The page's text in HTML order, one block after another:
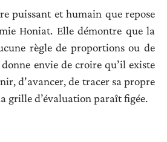
puissant et humain que repose
Honiat. Elle démontre que la
règle de proportions ou de
envie de croire qu’il existe
d’avancer, de tracer sa propre
grille d’évaluation paraît figée.